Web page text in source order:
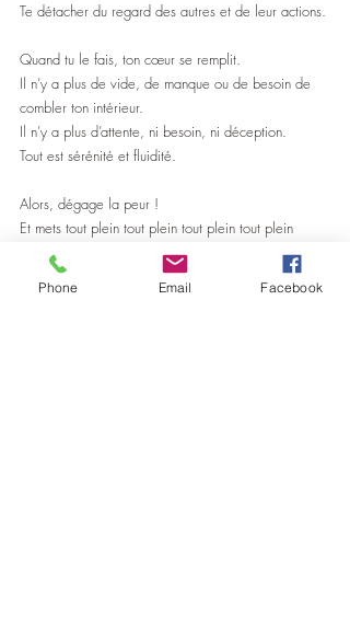
Te détacher du regard des autres et de leur actions.
Quand tu le fais, ton cœur se remplit.
Il n’y a plus de vide, de manque ou de besoin de
combler ton intérieur.
Il n’y a plus d’attente, ni besoin, ni déception.
Tout est sérénité et fluidité.
Alors, dégage la peur !
Et mets tout plein tout plein tout plein tout plein
d’Amour à la place…
Développement personnel
Phone Email Facebook